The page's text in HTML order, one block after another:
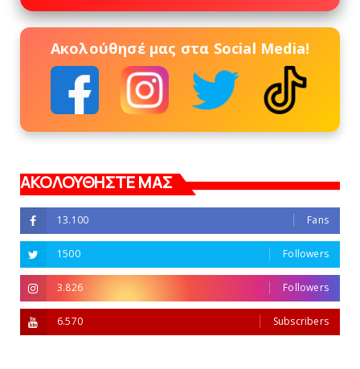
Ακολούθησέ μας στα Social Media!
ΑΚΟΛΟΥΘΗΣΤΕ ΜΑΣ
13.100 Fans
1500 Followers
3.826 Followers
6.570 Subscribers